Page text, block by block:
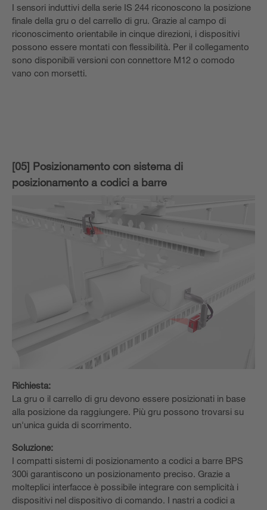
I sensori induttivi della serie IS 244 riconoscono la posizione
finale della gru o del carrello di gru. Grazie al campo di
riconoscimento orientabile in cinque direzioni, i dispositivi
possono essere montati con flessibilità. Per il collegamento
sono disponibili versioni con connettore M12 o comodo
vano con morsetti.
[05] Posizionamento con sistema di
posizionamento a codici a barre
Richiesta:
La gru o il carrello di gru devono essere posizionati in base
alla posizione da raggiungere. Più gru possono trovarsi su
un'unica guida di scorrimento.
Soluzione:
I compatti sistemi di posizionamento a codici a barre BPS
300i garantiscono un posizionamento preciso. Grazie a
molteplici interfacce è possibile integrare con semplicità i
dispositivi nel dispositivo di comando. I nastri a codici a